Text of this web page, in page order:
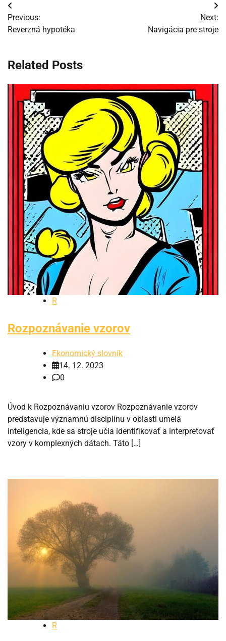
Navigácia
v
Previous:
Reverzná hypotéka
Next:
Navigácia pre stroje
Related Posts
R
Rozpoznávanie vzorov
Ekonomický slovník
14. 12. 2023
0
Úvod k Rozpoznávaniu vzorov Rozpoznávanie vzorov
predstavuje významnú disciplínu v oblasti umelá
inteligencia, kde sa stroje učia identifikovať a interpretovať
vzory v komplexných dátach. Táto […]
R